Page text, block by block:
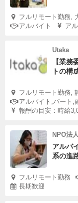
フルリモート勤務,
アルバイト
ア
Utaka
【業
トの構
フルリモート勤務,
アルバイト,パート,
報酬の目安：時給
NPO法
アルバ
系の進
フルリモート勤務
長期歓迎